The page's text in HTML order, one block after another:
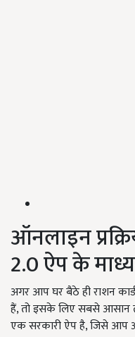
ऑनलाइन
2.0 ऐप के
अगर आप घर बैठे ही राशन
हैं, तो इसके लिए सबसे आसान
एक सरकारी ऐप है, जिसे आप